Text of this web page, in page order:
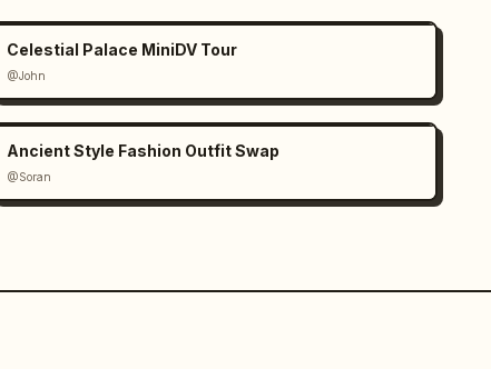
Celestial Palace MiniDV Tour
@John
Ancient Style Fashion Outfit Swap
@Soran